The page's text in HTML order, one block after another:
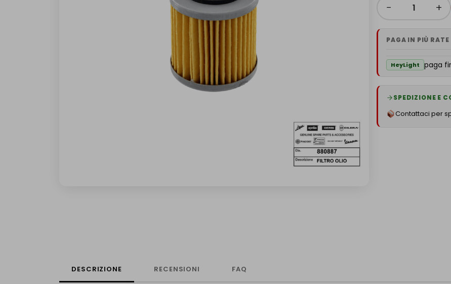
− +
PAGA IN PIÙ RATE
HeyLight paga
SPEDIZIONE E
Contattaci per
DESCRIZIONE RECENSIONI FAQ